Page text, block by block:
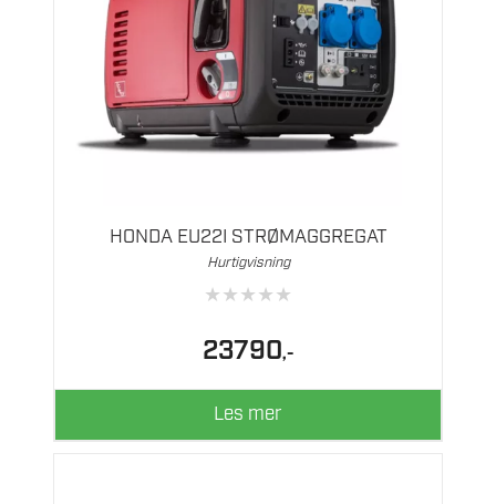
HONDA EU22I STRØMAGGREGAT
Hurtigvisning
★★★★★
23790,-
Les mer